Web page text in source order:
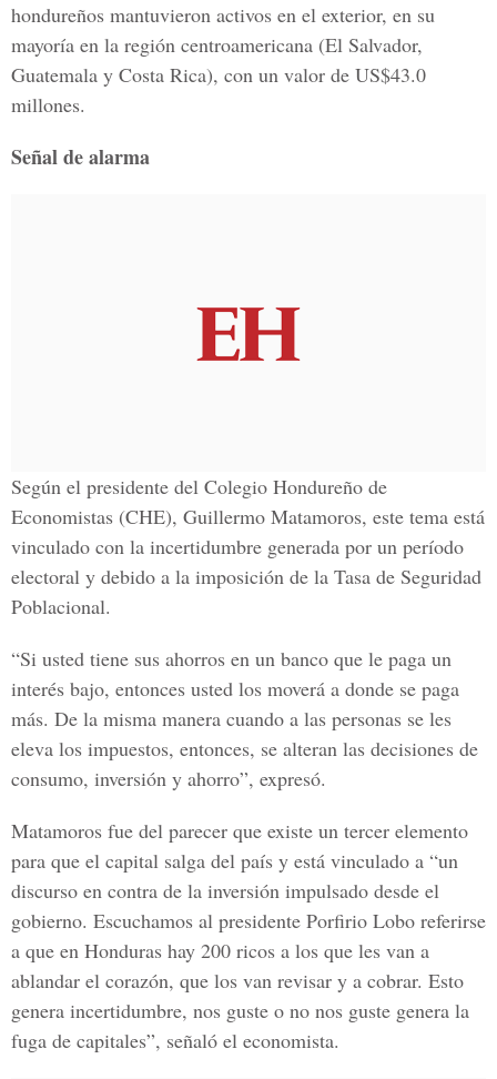
hondureños mantuvieron activos en el exterior, en su
mayoría en la región centroamericana (El Salvador,
Guatemala y Costa Rica), con un valor de US$43.0
millones.
Señal de alarma
Según el presidente del Colegio Hondureño de
Economistas (CHE), Guillermo Matamoros, este tema está
vinculado con la incertidumbre generada por un período
electoral y debido a la imposición de la Tasa de Seguridad
Poblacional.
“Si usted tiene sus ahorros en un banco que le paga un
interés bajo, entonces usted los moverá a donde se paga
más. De la misma manera cuando a las personas se les
eleva los impuestos, entonces, se alteran las decisiones de
consumo, inversión y ahorro”, expresó.
Matamoros fue del parecer que existe un tercer elemento
para que el capital salga del país y está vinculado a “un
discurso en contra de la inversión impulsado desde el
gobierno. Escuchamos al presidente Porfirio Lobo referirse
a que en Honduras hay 200 ricos a los que les van a
ablandar el corazón, que los van revisar y a cobrar. Esto
genera incertidumbre, nos guste o no nos guste genera la
fuga de capitales”, señaló el economista.